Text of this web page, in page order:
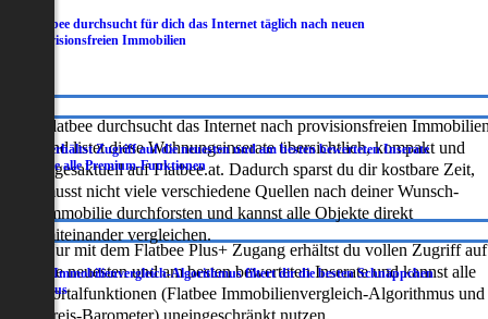
Flatbee durchsucht für dich das Internet täglich nach neuen
provisionsfreien Immobilien
Flatbee durchsucht das Internet nach provisionsfreien
und listet diese Wohnungsinserate übersichtlich, kompakt und
tagesaktuell auf Flatbee.at. Dadurch sparst du dir kostbare Zeit,
musst nicht viele verschiedene Quellen nach deiner Wunsch-
Immobilie durchforsten und kannst alle Objekte direkt
miteinander vergleichen.
Du erhältst Zugriff auf die neuesten und am besten bewerteten Inserate
sowie alle Premium-Funktionen
Nur mit dem Flatbee Plus+ Zugang erhältst du vollen Zugriff auf
die neuesten und am besten bewerteten Inserate und kannst alle
Portalfunktionen (Flatbee Immobilienvergleich-Algorithmus und
Der Immobilienvergleich-Algorithmus filtert dir die besten Schnäppchen
heraus